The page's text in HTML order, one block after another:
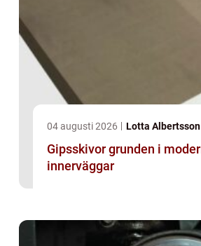
04 augusti 2026 Lotta Albertsson
Gipsskivor grunden i moderna, hållbara
innerväggar